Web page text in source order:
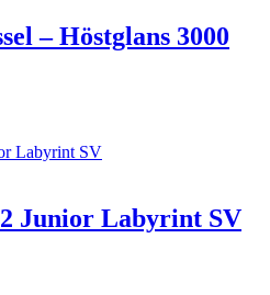
– Höstglans 3000
Junior Labyrint SV